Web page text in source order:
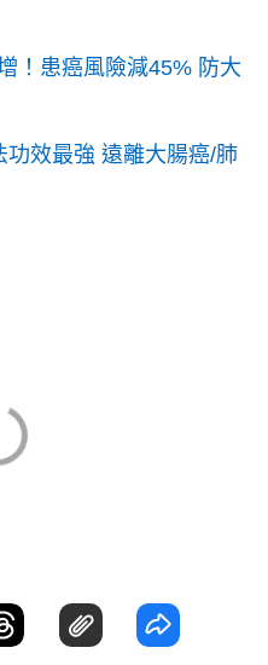
！患癌風險減45% 防大
效最強 遠離大腸癌/肺